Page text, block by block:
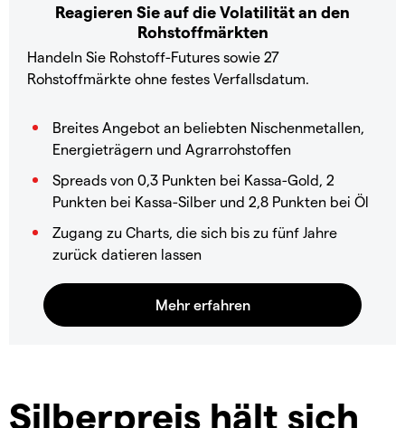
Reagieren Sie auf die Volatilität an den
Rohstoffmärkten
Handeln Sie Rohstoff-Futures sowie 27
Rohstoffmärkte ohne festes Verfallsdatum.
Breites Angebot an beliebten Nischenmetallen,
Energieträgern und Agrarrohstoffen
Spreads von 0,3 Punkten bei Kassa-Gold, 2
Punkten bei Kassa-Silber und 2,8 Punkten bei Öl
Zugang zu Charts, die sich bis zu fünf Jahre
zurück datieren lassen
Silberpreis hält sich